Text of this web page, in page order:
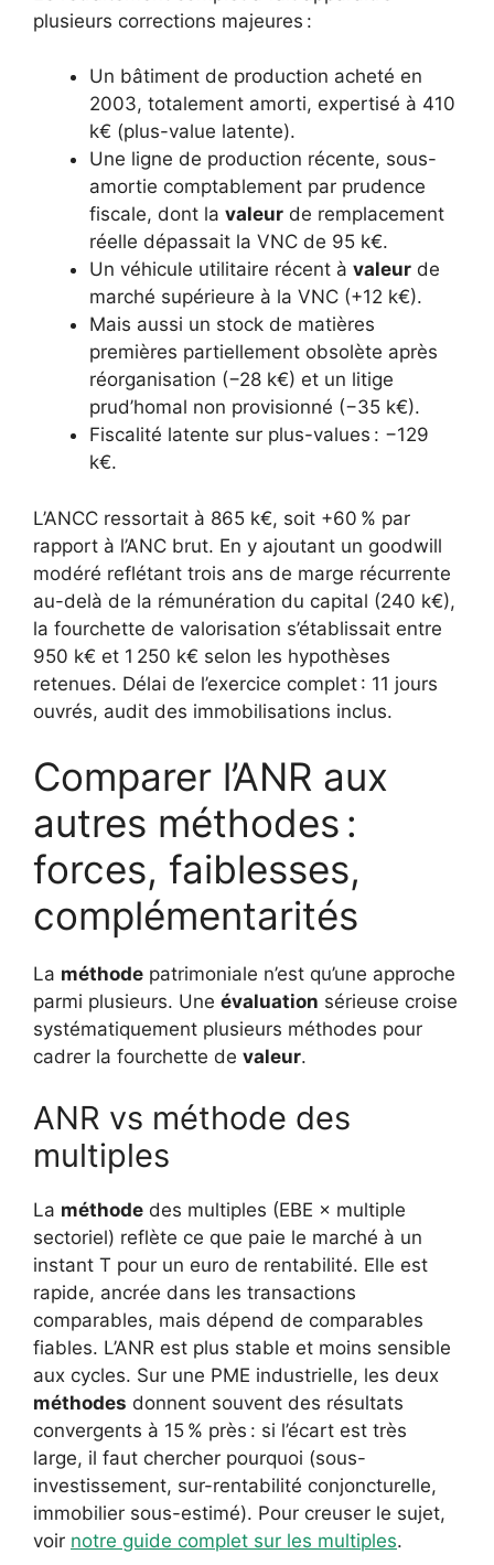
plusieurs corrections majeures :
Un bâtiment de production acheté en
2003, totalement amorti, expertisé à 410
k€ (plus-value latente).
Une ligne de production récente, sous-
amortie comptablement par prudence
fiscale, dont la valeur de remplacement
réelle dépassait la VNC de 95 k€.
Un véhicule utilitaire récent à valeur de
marché supérieure à la VNC (+12 k€).
Mais aussi un stock de matières
premières partiellement obsolète après
réorganisation (−28 k€) et un litige
prud’homal non provisionné (−35 k€).
Fiscalité latente sur plus-values : −129
k€.
L’ANCC ressortait à 865 k€, soit +60 % par
rapport à l’ANC brut. En y ajoutant un goodwill
modéré reflétant trois ans de marge récurrente
au-delà de la rémunération du capital (240 k€),
la fourchette de valorisation s’établissait entre
950 k€ et 1 250 k€ selon les hypothèses
retenues. Délai de l’exercice complet : 11 jours
ouvrés, audit des immobilisations inclus.
Comparer l’ANR aux
autres méthodes :
forces, faiblesses,
complémentarités
La méthode patrimoniale n’est qu’une approche
parmi plusieurs. Une évaluation sérieuse croise
systématiquement plusieurs méthodes pour
cadrer la fourchette de valeur.
ANR vs méthode des
multiples
La méthode des multiples (EBE × multiple
sectoriel) reflète ce que paie le marché à un
instant T pour un euro de rentabilité. Elle est
rapide, ancrée dans les transactions
comparables, mais dépend de comparables
fiables. L’ANR est plus stable et moins sensible
aux cycles. Sur une PME industrielle, les deux
méthodes donnent souvent des résultats
convergents à 15 % près : si l’écart est très
large, il faut chercher pourquoi (sous-
investissement, sur-rentabilité conjoncturelle,
immobilier sous-estimé). Pour creuser le sujet,
voir notre guide complet sur les multiples.